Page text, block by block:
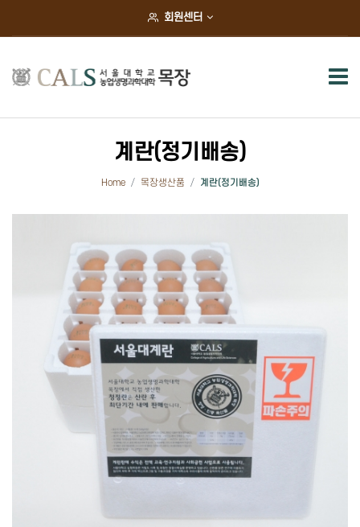
회원센터 ×
목장소개
목장장 인사말
목장현황
동물사육현황
연구실습현황
초지재배현황
시설/장비현황
청정화육종 번식사업
계란(정기배송)
Home 목장생산품 계란(정기배송)